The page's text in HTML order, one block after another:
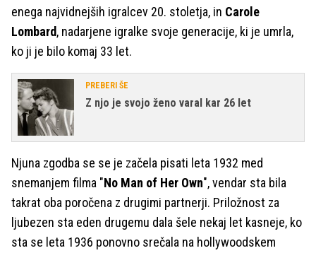
enega najvidnejših igralcev 20. stoletja, in Carole
Lombard, nadarjene igralke svoje generacije, ki je umrla,
ko ji je bilo komaj 33 let.
PREBERI ŠE
Z njo je svojo ženo varal kar 26 let
Njuna zgodba se se je začela pisati leta 1932 med
snemanjem filma "No Man of Her Own", vendar sta bila
takrat oba poročena z drugimi partnerji. Priložnost za
ljubezen sta eden drugemu dala šele nekaj let kasneje, ko
sta se leta 1936 ponovno srečala na hollywoodskem